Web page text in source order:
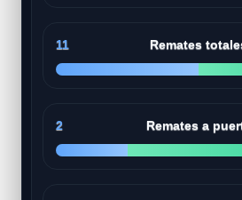
11 Remates
2 Remates a